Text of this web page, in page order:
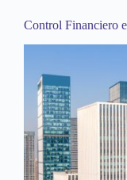
Control Financiero